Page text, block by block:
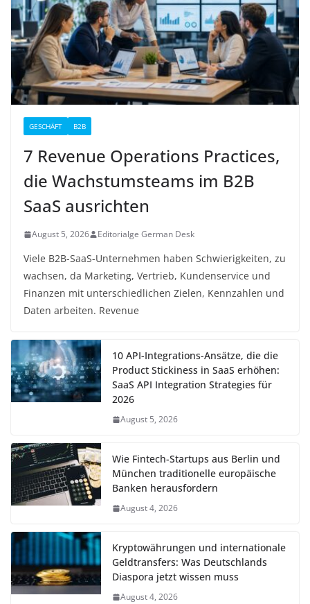
GESCHÄFT B2B
7 Revenue Operations Practices,
die Wachstumsteams im B2B
SaaS ausrichten
August 5, 2026 Editorialge German Desk
Viele B2B-SaaS-Unternehmen haben Schwierigkeiten, zu
wachsen, da Marketing, Vertrieb, Kundenservice und
Finanzen mit unterschiedlichen Zielen, Kennzahlen und
Daten arbeiten. Revenue
10 API-Integrations-Ansätze, die die
Product Stickiness in SaaS erhöhen:
SaaS API Integration Strategies für
2026
August 5, 2026
Wie Fintech-Startups aus Berlin und
München traditionelle europäische
Banken herausfordern
August 4, 2026
Kryptowährungen und internationale
Geldtransfers: Was Deutschlands
Diaspora jetzt wissen muss
August 4, 2026